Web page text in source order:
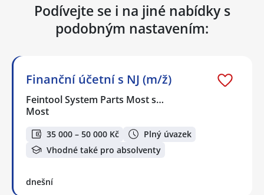
Podívejte se i na jiné nabídky s
podobným nastavením:
Finanční účetní s NJ (m/ž)
Feintool System Parts Most s…
Most
35 000 – 50 000 Kč
Plný úvazek
Vhodné také pro absolventy
dnešní